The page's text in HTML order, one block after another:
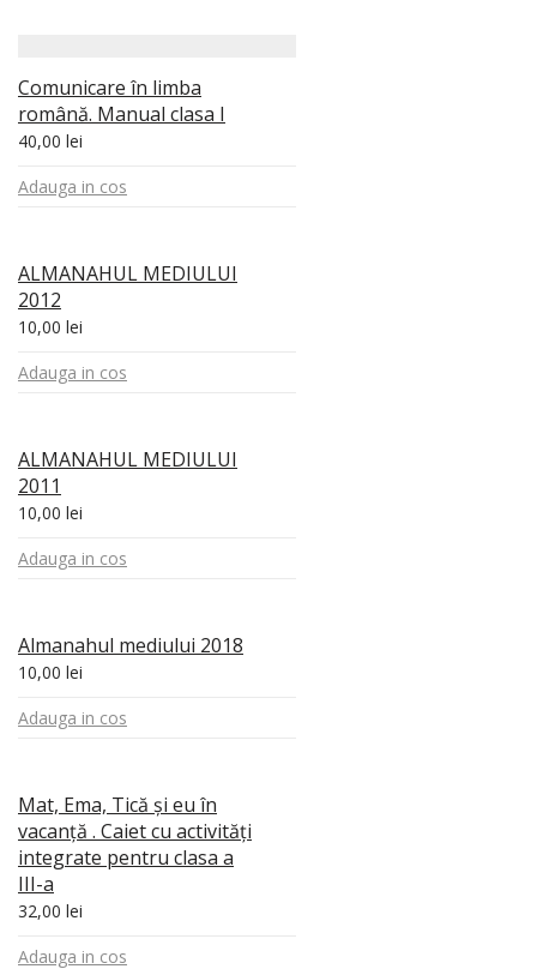
Comunicare în limba
română. Manual clasa I
40,00 lei
Adauga in cos
ALMANAHUL MEDIULUI
2012
10,00 lei
Adauga in cos
ALMANAHUL MEDIULUI
2011
10,00 lei
Adauga in cos
Almanahul mediului 2018
10,00 lei
Adauga in cos
Mat, Ema, Tică şi eu în
vacanţă . Caiet cu activităţi
integrate pentru clasa a
III-a
32,00 lei
Adauga in cos